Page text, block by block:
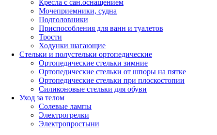
Кресла с сан.оснащением
Мочеприемники, судна
Подголовники
Приспособления для ванн и туалетов
Трости
Ходунки шагающие
Стельки и полустельки ортопедические
Ортопедические стельки зимние
Ортопедические стельки от шпоры на пятке
Ортопедические стельки при плоскостопии
Силиконовые стельки для обуви
Уход за телом
Солевые лампы
Электрогрелки
Электропростыни